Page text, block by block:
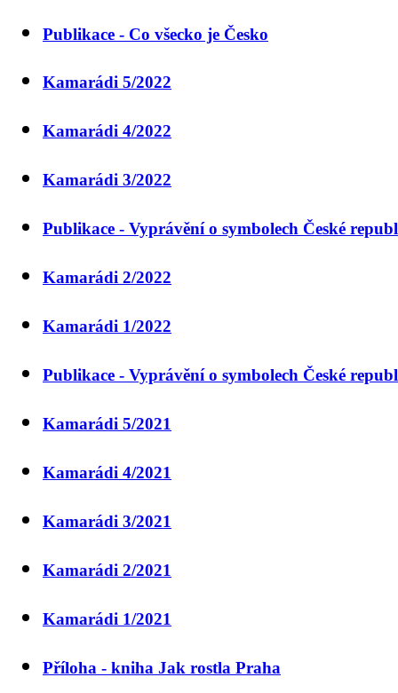
Publikace - Co všecko je Česko
Kamarádi 5/2022
Kamarádi 4/2022
Kamarádi 3/2022
Publikace - Vyprávění o symbolech České
Kamarádi 2/2022
Kamarádi 1/2022
Publikace - Vyprávění o symbolech České
Kamarádi 5/2021
Kamarádi 4/2021
Kamarádi 3/2021
Kamarádi 2/2021
Kamarádi 1/2021
Příloha - kniha Jak rostla Praha